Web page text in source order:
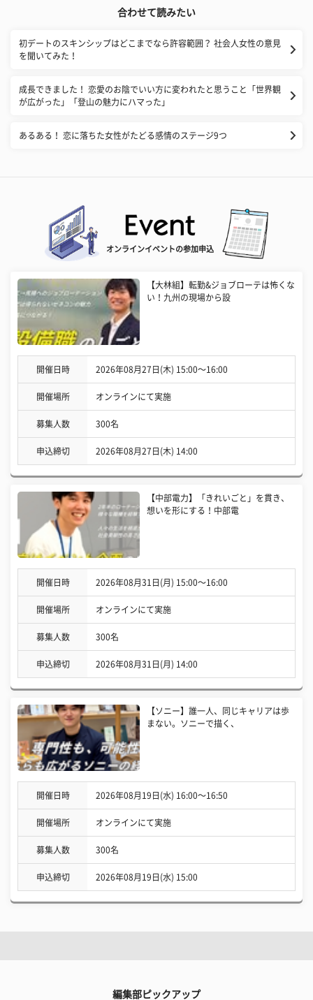
合わせて読みたい
初デートのスキンシップはどこまでなら許容範囲？ 社会人女性の意見
を聞いてみた！
成長できました！ 恋愛のお陰でいい方に変われたと思うこと「世界観
が広がった」「登山の魅力にハマった」
あるある！ 恋に落ちた女性がたどる感情のステージ9つ
オンラインイベントの参加申込
【大林組】転勤&ジョブローテは怖くな
い！九州の現場から設
開催日時 2026年08月27日(木) 15:00〜16:00
開催場所 オンラインにて実施
募集人数 300名
申込締切 2026年08月27日(木) 14:00
【中部電力】「きれいごと」を貫き、
想いを形にする！中部電
開催日時 2026年08月31日(月) 15:00〜16:00
開催場所 オンラインにて実施
募集人数 300名
申込締切 2026年08月31日(月) 14:00
【ソニー】誰一人、同じキャリアは歩
まない。ソニーで描く、
開催日時 2026年08月19日(水) 16:00〜16:50
開催場所 オンラインにて実施
募集人数 300名
申込締切 2026年08月19日(水) 15:00
編集部ピックアップ